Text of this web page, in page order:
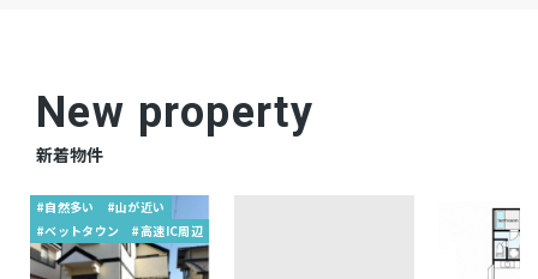
New property
新着物件
#自然多い
#山が近い
#ベットタウン
#高速IC周辺